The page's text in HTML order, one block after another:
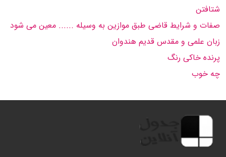
شتافتن
صفات و شرایط قاضی طبق موازین به وسیله ...... معین می شود
زبان علمی و مقدس قدیم هندوان
پرنده خاكی رنگ
چه خوب